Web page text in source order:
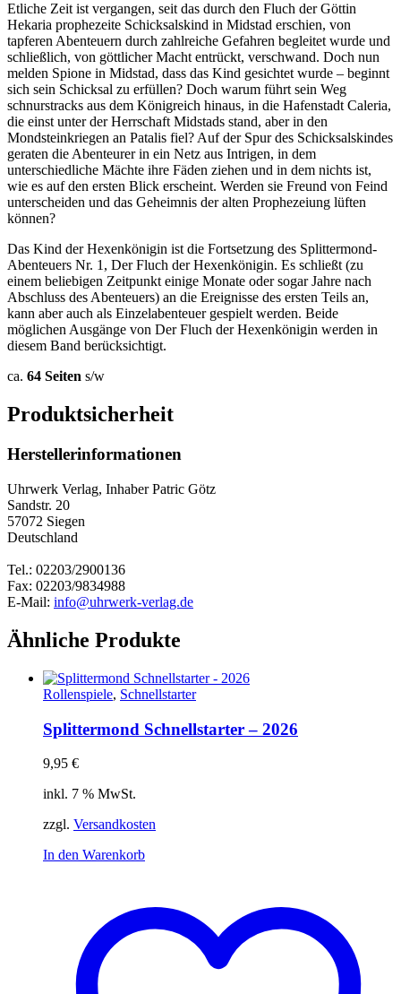
Etliche Zeit ist vergangen, seit das durch den Fluch der Göttin
Hekaria prophezeite Schicksalskind in Midstad erschien, von
tapferen Abenteuern durch zahlreiche Gefahren begleitet wurde und
schließlich, von göttlicher Macht entrückt, verschwand. Doch nun
melden Spione in Midstad, dass das Kind gesichtet wurde – beginnt
sich sein Schicksal zu erfüllen? Doch warum führt sein Weg
schnurstracks aus dem Königreich hinaus, in die Hafenstadt Caleria,
die einst unter der Herrschaft Midstads stand, aber in den
Mondsteinkriegen an Patalis fiel? Auf der Spur des Schicksalskindes
geraten die Abenteurer in ein Netz aus Intrigen, in dem
unterschiedliche Mächte ihre Fäden ziehen und in dem nichts ist,
wie es auf den ersten Blick erscheint. Werden sie Freund von Feind
unterscheiden und das Geheimnis der alten Prophezeiung lüften
können?
Das Kind der Hexenkönigin ist die Fortsetzung des Splittermond-
Abenteuers Nr. 1, Der Fluch der Hexenkönigin. Es schließt (zu
einem beliebigen Zeitpunkt einige Monate oder sogar Jahre nach
Abschluss des Abenteuers) an die Ereignisse des ersten Teils an,
kann aber auch als Einzelabenteuer gespielt werden. Beide
möglichen Ausgänge von Der Fluch der Hexenkönigin werden in
diesem Band berücksichtigt.
ca. 64 Seiten s/w
Produktsicherheit
Herstellerinformationen
Uhrwerk Verlag, Inhaber Patric Götz
Sandstr. 20
57072 Siegen
Deutschland
Tel.: 02203/2900136
Fax: 02203/9834988
E-Mail: info@uhrwerk-verlag.de
Ähnliche Produkte
Rollenspiele, Schnellstarter
Splittermond Schnellstarter – 2026
9,95 €
inkl. 7 % MwSt.
zzgl. Versandkosten
In den Warenkorb